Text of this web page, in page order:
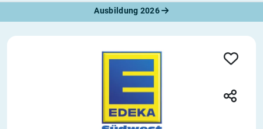
Ausbildung 2026